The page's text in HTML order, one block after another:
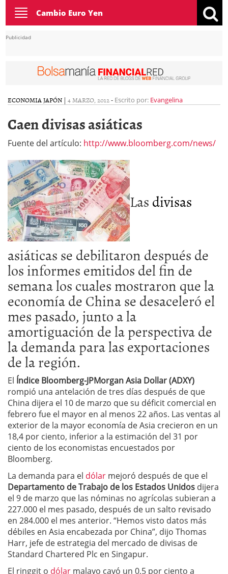
Toggle
navigation
Cambio Euro Yen
Publicidad
ECONOMIA JAPÓN | 4 MARZO, 2012- Escrito por: Evangelina
Caen divisas asiáticas
Fuente del artículo: http://www.bloomberg.com/news/
Lasdivisas
asiáticas se debilitaron después de
los informes emitidos del fin de
semana los cuales mostraron que la
economía de China se desaceleró el
mes pasado, junto a la
amortiguación de la perspectiva de
la demanda para las exportaciones
de la región.
El Índice Bloomberg-JPMorgan Asia Dollar (ADXY)
rompió una antelación de tres días después de que
China dijera el 10 de marzo que su déficit comercial en
febrero fue el mayor en al menos 22 años. Las ventas al
exterior de la mayor economía de Asia crecieron en un
18,4 por ciento, inferior a la estimación del 31 por
ciento de los economistas encuestados por
Bloomberg.
La demanda para el dólar mejoró después de que el
Departamento de Trabajo de los Estados Unidos dijera
el 9 de marzo que las nóminas no agrícolas subieran a
227.000 el mes pasado, después de un salto revisado
en 284.000 el mes anterior. “Hemos visto datos más
débiles en Asia encabezada por China”, dijo Thomas
Harr, jefe de estrategia del mercado de divisas de
Standard Chartered Plc en Singapur.
El ringgit o dólar malayo cayó un 0,5 por ciento a